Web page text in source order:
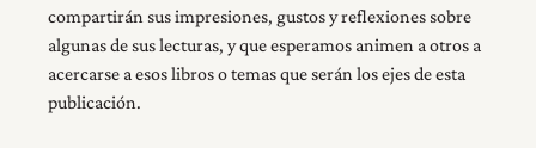
compartirán sus impresiones, gustos y reflexiones sobre
algunas de sus lecturas, y que esperamos animen a otros a
acercarse a esos libros o temas que serán los ejes de esta
publicación.